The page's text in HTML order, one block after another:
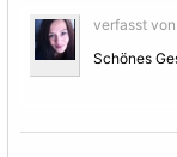
verfasst von
Schönes